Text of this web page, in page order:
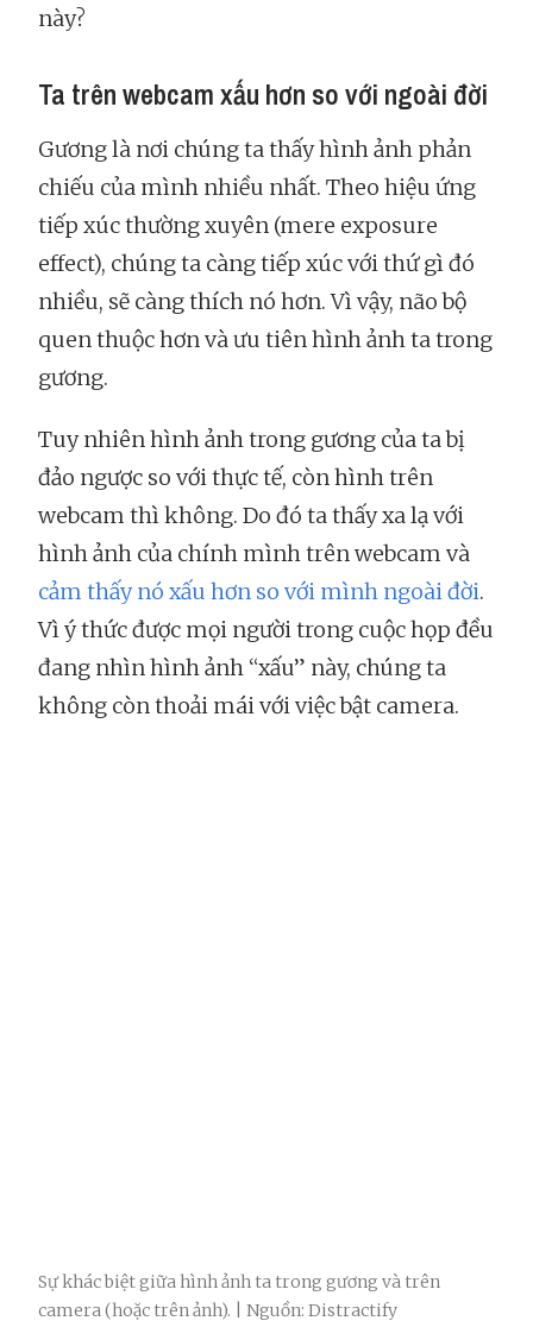
này?
Ta trên webcam xấu hơn so với ngoài đời
Gương là nơi chúng ta thấy hình ảnh phản
chiếu của mình nhiều nhất. Theo hiệu ứng
tiếp xúc thường xuyên (mere exposure
effect), chúng ta càng tiếp xúc với thứ gì đó
nhiều, sẽ càng thích nó hơn. Vì vậy, não bộ
quen thuộc hơn và ưu tiên hình ảnh ta trong
gương.
Tuy nhiên hình ảnh trong gương của ta bị
đảo ngược so với thực tế, còn hình trên
webcam thì không. Do đó ta thấy xa lạ với
hình ảnh của chính mình trên webcam và
cảm thấy nó xấu hơn so với mình ngoài đời.
Vì ý thức được mọi người trong cuộc họp đều
đang nhìn hình ảnh “xấu” này, chúng ta
không còn thoải mái với việc bật camera.
Sự khác biệt giữa hình ảnh ta trong gương và trên
camera (hoặc trên ảnh). | Nguồn: Distractify